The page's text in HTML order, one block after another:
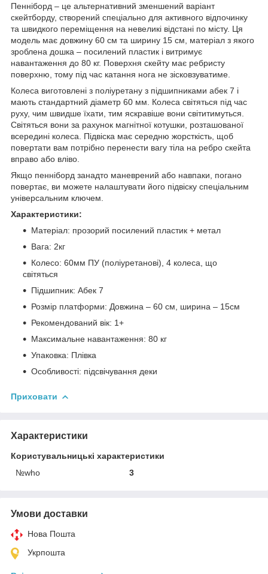
Пенніборд – це альтернативний зменшений варіант
скейтборду, створений спеціально для активного відпочинку
та швидкого переміщення на невеликі відстані по місту. Ця
модель має довжину 60 см та ширину 15 см, матеріал з якого
зроблена дошка – посилений пластик і витримує
навантаження до 80 кг. Поверхня скейту має ребристу
поверхню, тому під час катання нога не зісковзуватиме.
Колеса виготовлені з поліуретану з підшипниками абек 7 і
мають стандартний діаметр 60 мм. Колеса світяться під час
руху, чим швидше їхати, тим яскравіше вони світитимуться.
Світяться вони за рахунок магнітної котушки, розташованої
всередині колеса. Підвіска має середню жорсткість, щоб
повертати вам потрібно перенести вагу тіла на ребро скейта
вправо або вліво.
Якщо пенніборд занадто маневрений або навпаки, погано
повертає, ви можете налаштувати його підвіску спеціальним
універсальним ключем.
Характеристики:
Матеріал: прозорий посилений пластик + метал
Вага: 2кг
Колесо: 60мм ПУ (поліуретанові), 4 колеса, що
світяться
Підшипник: Абек 7
Розмір платформи: Довжина – 60 см, ширина – 15см
Рекомендований вік: 1+
Максимальне навантаження: 80 кг
Упаковка: Плівка
Особливості: підсвічування деки
Приховати
Характеристики
Користувальницькі характеристики
№who
3
Умови доставки
Нова Пошта
Укрпошта